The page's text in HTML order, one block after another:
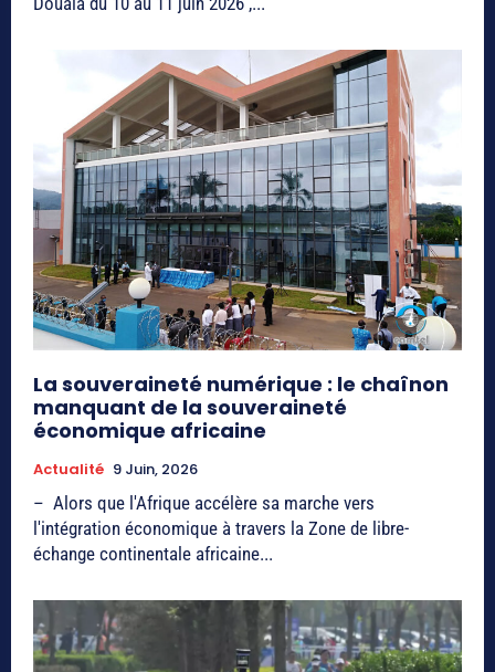
La souveraineté numérique : le chaînon
manquant de la souveraineté
économique africaine
Actualité 9 Juin, 2026
– Alors que l'Afrique accélère sa marche vers
l'intégration économique à travers la Zone de libre-
échange continentale africaine...